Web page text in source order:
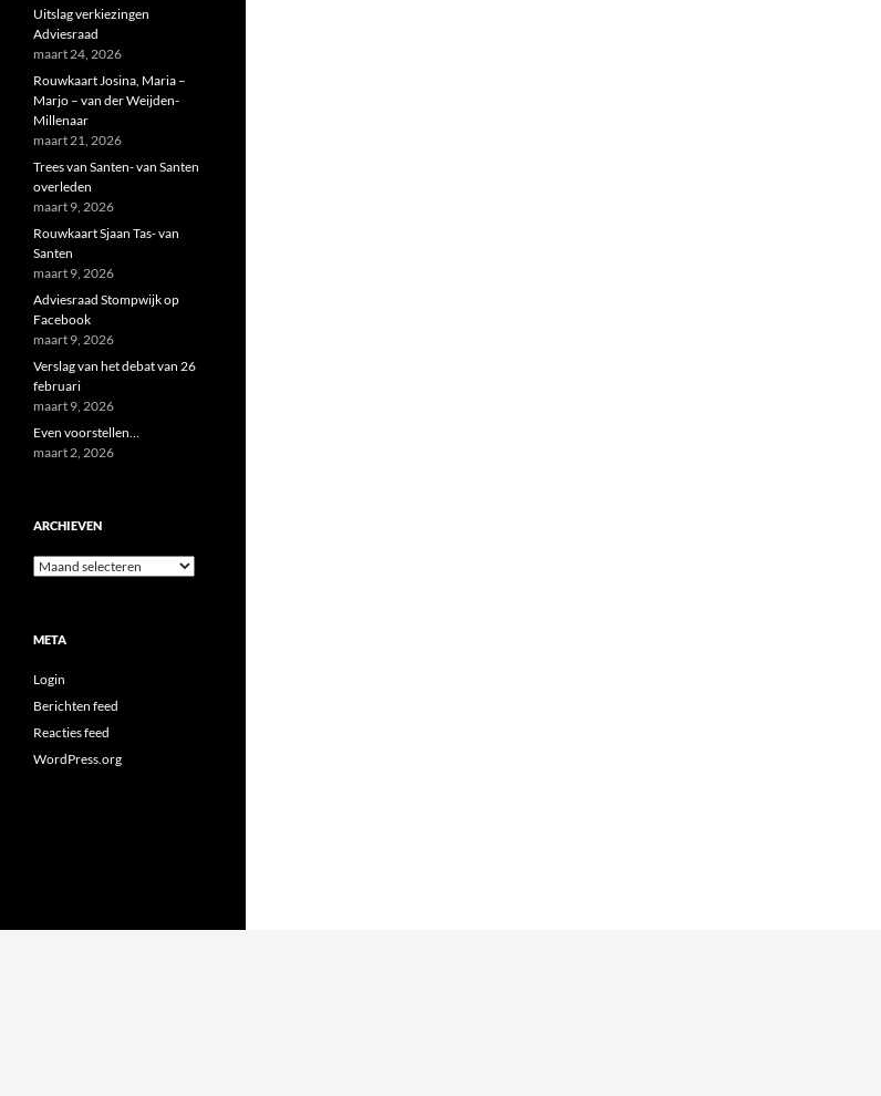
Uitslag verkiezingen
Adviesraad
maart 24, 2026
Rouwkaart Josina, Maria –
Marjo – van der Weijden-
Millenaar
maart 21, 2026
Trees van Santen- van Santen
overleden
maart 9, 2026
Rouwkaart Sjaan Tas- van
Santen
maart 9, 2026
Adviesraad Stompwijk op
Facebook
maart 9, 2026
Verslag van het debat van 26
februari
maart 9, 2026
Even voorstellen…
maart 2, 2026
ARCHIEVEN
Archieven
META
Login
Berichten feed
Reacties feed
WordPress.org